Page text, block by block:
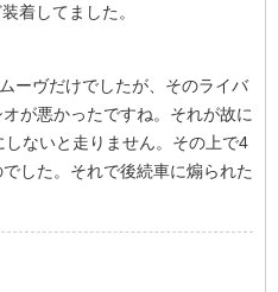
着してました。
ーヴだけでしたが、そのライバ
が悪かったですね。それが故に
ないと走りません。その上で4
した。それで後続車に煽られた